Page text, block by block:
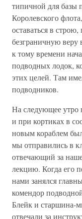
типичной для базы
Королевского
оставаться в
безграничную веру
к тому времени
подводных лодок,
этих целей. Там
подводников.
На следующее утро
и при кортиках в
новым кораблем
мы отправились в
отвечающий за
лекцию. Когда его
нами занялся
комендор
Блейк и старшина-
отвечали за